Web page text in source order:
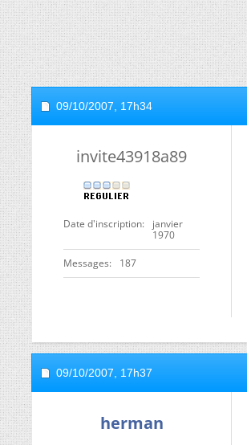
09/10/2007, 17h34
invite43918a89
Date d'inscription
janvier
1970
Messages 187
09/10/2007, 17h37
herman